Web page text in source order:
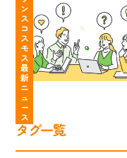
の
質
問
大
公
開」
の
個
性
を
活
か
し
て、
コ
ー
ル
ン
ス
コ
ス
モ
ス
最
新
ニ
ュ
ー
ス
ス
コ
ス
モ
ス
の
コ
ン
タ
ク
ト
タグ一覧